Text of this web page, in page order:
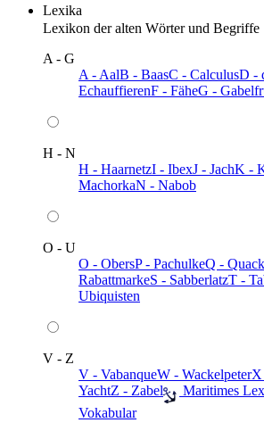
Lexika
Lexikon der alten Wörter und Begriffe
A - G
A - AalB - BaasC - CalculusD -
EchauffierenF - FäheG -
H - N
H - HaarnetzI - IbexJ - JachK -
MachorkaN - Nabob
O - U
O - ObersP - PachulkeQ -
RabattmarkeS - SabberlatzT -
Ubiquisten
V - Z
V - VabanqueW - WackelpeterX
YachtZ - Zabel Maritimes
Vokabular